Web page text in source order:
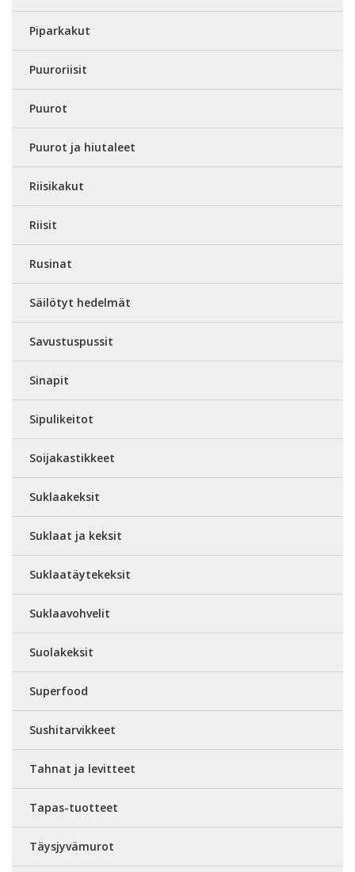
Piparkakut
Puuroriisit
Puurot
Puurot ja hiutaleet
Riisikakut
Riisit
Rusinat
Säilötyt hedelmät
Savustuspussit
Sinapit
Sipulikeitot
Soijakastikkeet
Suklaakeksit
Suklaat ja keksit
Suklaatäytekeksit
Suklaavohvelit
Suolakeksit
Superfood
Sushitarvikkeet
Tahnat ja levitteet
Tapas-tuotteet
Täysjyvämurot